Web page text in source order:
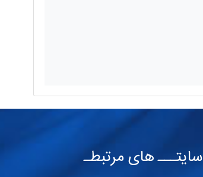
سایتـــ های مرتبطـ